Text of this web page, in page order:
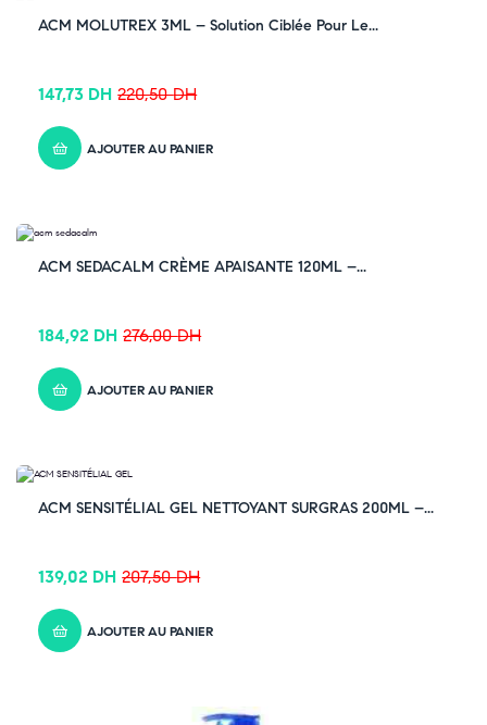
ACM MOLUTREX 3ML – Solution Ciblée Pour Le...
220,50DH
147,73 DH
AJOUTER AU PANIER
ACM SEDACALM CRÈME APAISANTE 120ML –...
276,00DH
184,92 DH
AJOUTER AU PANIER
ACM SENSITÉLIAL GEL NETTOYANT SURGRAS 200ML –...
207,50DH
139,02 DH
AJOUTER AU PANIER